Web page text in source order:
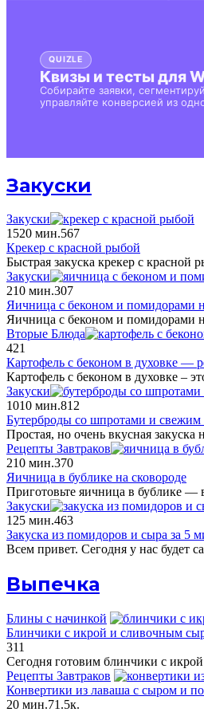
Закуски
Закуски
1520 мин.567
Крекер с красной рыбой
Быстрая закуска крекер с
Закуски
210 мин.307
Яичница с беконом и помидорами
Яичница с беконом и помидорами
Вторые Блюда
421
Картофель с беконом в духовке —
Картофель с беконом в духовке –
Закуски
1010 мин.812
Бутерброды со шпротами и свежим
Простая, но очень вкусная
Рецепты Завтраков
210 мин.370
Яичница в бублике на сковороде
Приготовьте яичница в бублике —
Закуски
125 мин.463
Закуска из помидоров и сыра за 5
Всем привет. Сегодня у нас будет
Выпечка
Блины с начинкой
Блинчики с икрой и сливочным
311
Сегодня готовим блинчики с
Рецепты Завтраков
Конвертики из лаваша с сыром и
20 мин.71.5к.